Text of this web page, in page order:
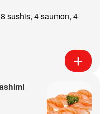
sushis, 4 saumon, 4